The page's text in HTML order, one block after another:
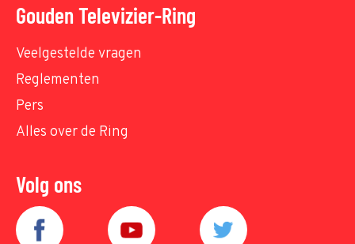
Gouden Televizier-Ring
Veelgestelde vragen
Reglementen
Pers
Alles over de Ring
Volg ons